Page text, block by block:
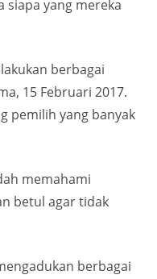
siapa yang mereka
berbagai
15 Februari 2017.
pemilih yang banyak
memahami
betul agar tidak
berbagai